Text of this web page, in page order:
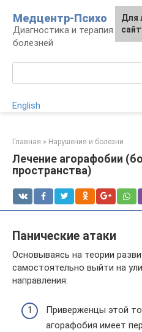
контенту
Медцентр-Психо
Диагностика и терапия
болезней
English
Главная » Нарушения и болезни
Лечение агорафобии
пространства)
Панические атаки
Основываясь на теории
самостоятельно выйти на
направления:
Приверженцы этой
агорафобия имеет
Для